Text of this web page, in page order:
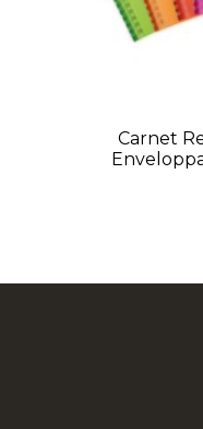
Carnet